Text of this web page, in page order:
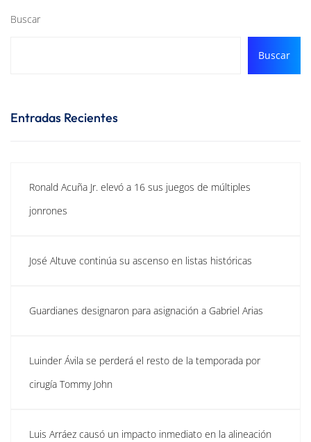
Buscar
Buscar
Entradas Recientes
Ronald Acuña Jr. elevó a 16 sus juegos de múltiples
jonrones
José Altuve continúa su ascenso en listas históricas
Guardianes designaron para asignación a Gabriel Arias
Luinder Ávila se perderá el resto de la temporada por
cirugía Tommy John
Luis Arráez causó un impacto inmediato en la alineación